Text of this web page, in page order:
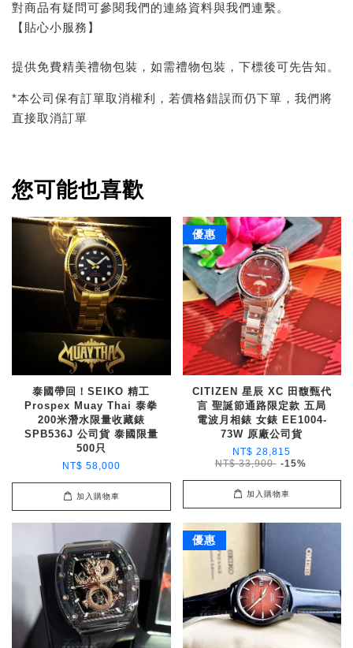
對商品有疑問可參閱我們的連絡資料與我們連繫。
【貼心小服務】
提供免費精美禮物包裝，如需禮物包裝，下標後可先告知。
*本公司保有訂單取消權利，若價格錯誤而仍下單，我們將
直接取消訂單
您可能也喜歡
泰國帶回！SEIKO 精工
Prospex Muay Thai 泰拳
200米潛水限量收藏錶
SPB536J 公司貨 泰國限量
500只
NT$ 58,000
加入購物車
優惠
CITIZEN 星辰 XC 田馥甄代
言 聖誕節通路限定款 五局
電波月相錶 女錶 EE1004-
73W 原廠公司貨
NT$ 28,815
NT$ 33,900 -15%
加入購物車
優惠